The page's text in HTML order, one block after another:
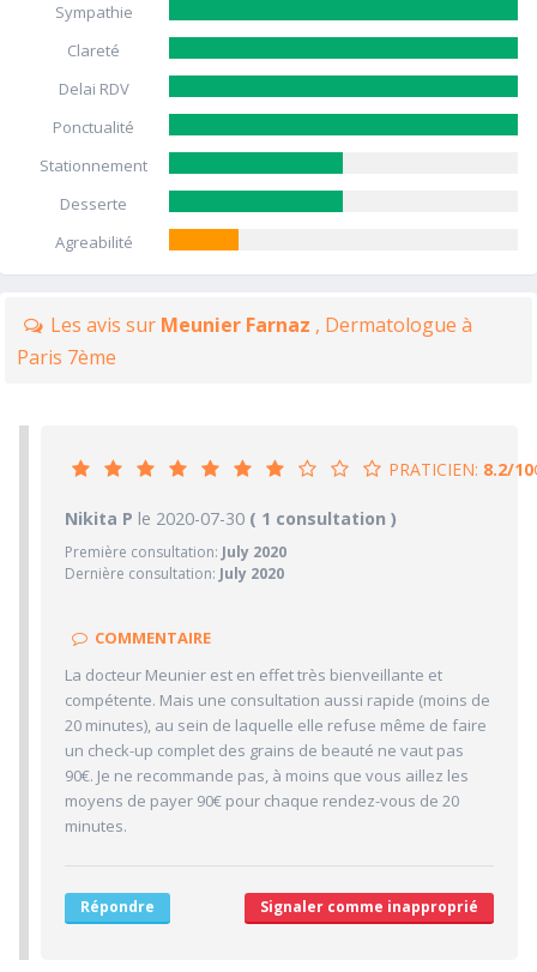
Sympathie
Clareté
Delai RDV
Ponctualité
Stationnement
Desserte
Agreabilité
Les avis sur Meunier Farnaz , Dermatologue à
Paris 7ème
PRATICIEN: 8.2/10
PRATICIEN8.2/10
1/10 Confiance accordée
10/10 Clarté des informations médicales délivrées
10/10 Ponctualité/Temps en salle d'attente/Retard
CABINET/LOCAUX4/10
5/10 Desserte par les transports en commun
5/10 Stationnements alentours
Nikita P le 2020-07-30 ( 1 consultation )
Première consultation: July 2020
Dernière consultation: July 2020
COMMENTAIRE
La docteur Meunier est en effet très bienveillante et
compétente. Mais une consultation aussi rapide (moins de
20 minutes), au sein de laquelle elle refuse même de faire
un check-up complet des grains de beauté ne vaut pas
90€. Je ne recommande pas, à moins que vous aillez les
moyens de payer 90€ pour chaque rendez-vous de 20
minutes.
Répondre Signaler comme inapproprié